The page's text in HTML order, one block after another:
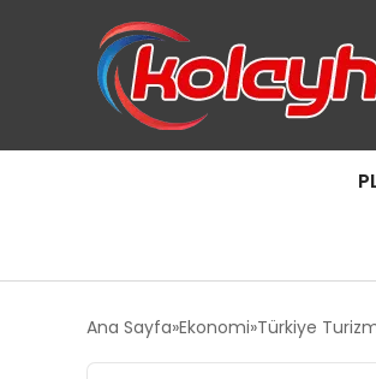
Ana Sayfa Ekonomi Türkiye